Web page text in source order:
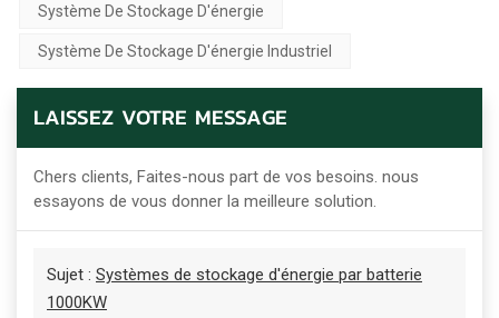
Système De Stockage D'énergie
Système De Stockage D'énergie Industriel
LAISSEZ VOTRE MESSAGE
Chers clients, Faites-nous part de vos besoins. nous
essayons de vous donner la meilleure solution.
Sujet : Systèmes de stockage d'énergie par batterie
1000KW